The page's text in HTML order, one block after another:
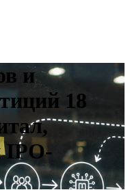
и
18
IPO-